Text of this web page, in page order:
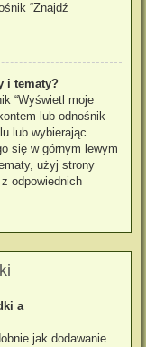
“Znajdź
i tematy?
“Wyświetl moje
lub odnośnik
lub wybierając
się w górnym lewym
użyj strony
odpowiednich
a
jak dodawanie